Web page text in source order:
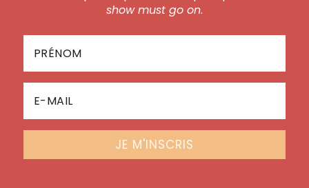
show must go on.
JE M'INSCRIS